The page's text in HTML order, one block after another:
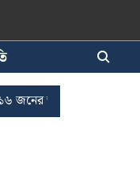
জামিন